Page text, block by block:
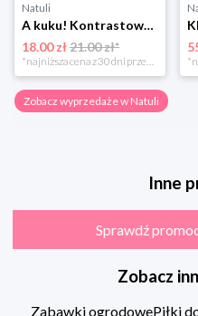
Natuli
A kuku! Kontrastowe obrazki. Karty kontrastowe + poradnik 0+ Edgard
18.00 zł21.00 zł*
*najniższa cena z 30 dni przed obniżką
Zobacz wyprzedaże w Natuli
Inne
Sprawdź
Zobacz
Zabawki ogrodowePiłki